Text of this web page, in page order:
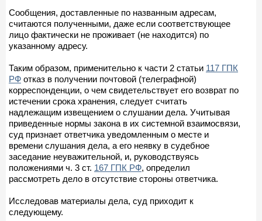
Сообщения, доставленные по названным адресам,
считаются полученными, даже если соответствующее
лицо фактически не проживает (не находится) по
указанному адресу.
Таким образом, применительно к части 2 статьи 117 ГПК
РФ отказ в получении почтовой (телеграфной)
корреспонденции, о чем свидетельствует его возврат по
истечении срока хранения, следует считать
надлежащим извещением о слушании дела. Учитывая
приведенные нормы закона в их системной взаимосвязи,
суд признает ответчика уведомленным о месте и
времени слушания дела, а его неявку в судебное
заседание неуважительной, и, руководствуясь
положениями ч. 3 ст. 167 ГПК РФ, определил
рассмотреть дело в отсутствие стороны ответчика.
Исследовав материалы дела, суд приходит к
следующему.